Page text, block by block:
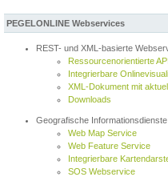
PEGELONLINE Webservices
REST- und XML-basierte
Ressourcenorientierte
Integrierbare
XML-Dokument mit
Downloads
Geografische Informationsdienste
Web Map Service
Web Feature Service
Integrierbare
SOS Webservice